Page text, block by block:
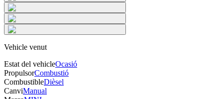
Vehicle venut
Estat del vehicleOcasió
PropulsorCombustió
CombustibleDièsel
CanviManual